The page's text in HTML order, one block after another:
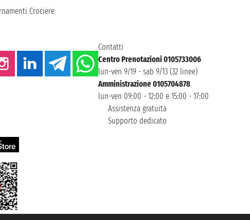
Crociere
Contatti
Centro Prenotazioni 0105733006
lun-ven 9/19 - sab 9/13 (32 linee)
Amministrazione 0105704878
lun-ven 09:00 - 12:00 e 15:00 - 17:00
Assistenza gratuita
Supporto dedicato